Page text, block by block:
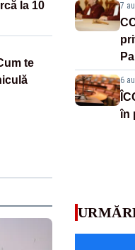
la 10
te
7
6
în